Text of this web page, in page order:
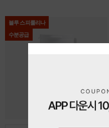
블루 스피룰리나
수분공급